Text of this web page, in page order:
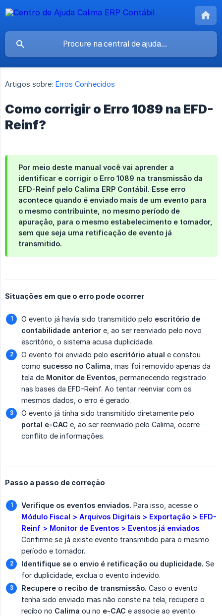
Artigos sobre: Erros Conhecidos
Como corrigir o Erro 1089 na EFD-
Reinf?
Por meio deste manual você vai aprender a
identificar e corrigir o Erro 1089 na transmissão da
EFD-Reinf pelo Calima ERP Contábil. Esse erro
acontece quando é enviado mais de um evento para
o mesmo contribuinte, no mesmo período de
apuração, para o mesmo estabelecimento e tomador,
sem que seja uma retificação de evento já
transmitido.
Situações em que o erro pode ocorrer
O evento já havia sido transmitido pelo escritório de
contabilidade anterior e, ao ser reenviado pelo novo
escritório, o sistema acusa duplicidade.
O evento foi enviado pelo escritório atual e constou
como sucesso no Calima , mas foi removido apenas da
tela de Monitor de Eventos , permanecendo registrado
nas bases da EFD-Reinf. Ao tentar reenviar com os
mesmos dados, o erro é gerado.
O evento já tinha sido transmitido diretamente pelo
portal e-CAC e, ao ser reenviado pelo Calima, ocorre
conflito de informações.
Passo a passo de correção
Verifique os eventos enviados. Para isso, acesse o
Módulo Fiscal > Arquivos Digitais > Exportação > EFD-
Reinf > Monitor de Eventos > Eventos já enviados.
Confirme se já existe evento transmitido para o mesmo
período e tomador.
Identifique se o envio é retificação ou duplicidade. Se
for duplicidade, exclua o evento indevido.
Recupere o recibo de transmissão. Caso o evento
tenha sido enviado mas não conste na tela, recupere o
recibo no Calima ou no e-CAC e associe ao evento.